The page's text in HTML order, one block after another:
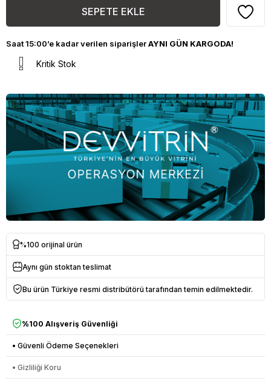
Saat 15:00’e kadar verilen siparişlerAYNI GÜN KARGODA!
Kritik Stok
%100 orijinal ürün
Aynı gün stoktan teslimat
Bu ürün Türkiye resmi distribütörü tarafından temin edilmektedir.
%100 Alışveriş Güvenliği
• Güvenli Ödeme Seçenekleri
• Gizliliği Koru